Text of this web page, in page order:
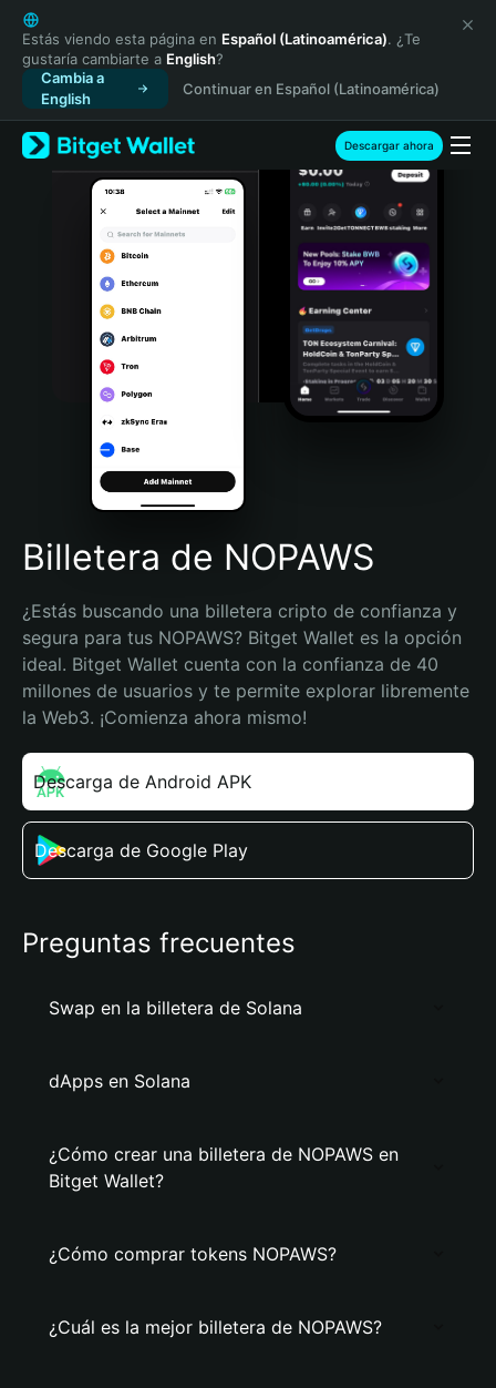
English
日本語
Tiếng Việt
Русский
Español (Latinoamérica)
Türkçe
Italiano
Português (Portugal)
Bahasa Indonesia
Português (Brasil)
Español (Argentina)
Estás viendo esta página en Español (Latinoamérica). ¿Te
gustaría cambiarte a English?
Cambia a
English
Continuar en Español (Latinoamérica)
Descargar ahora
Billetera de NOPAWS
¿Estás buscando una billetera cripto de confianza y
segura para tus NOPAWS? Bitget Wallet es la opción
ideal. Bitget Wallet cuenta con la confianza de 40
millones de usuarios y te permite explorar libremente
la Web3. ¡Comienza ahora mismo!
Descarga de Android APK
Descarga de Google Play
Preguntas frecuentes
Swap en la billetera de Solana
dApps en Solana
¿Cómo crear una billetera de NOPAWS en
Bitget Wallet?
¿Cómo comprar tokens NOPAWS?
¿Cuál es la mejor billetera de NOPAWS?